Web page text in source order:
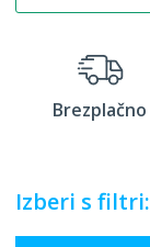
Brezplačno
Izberi s filtri: